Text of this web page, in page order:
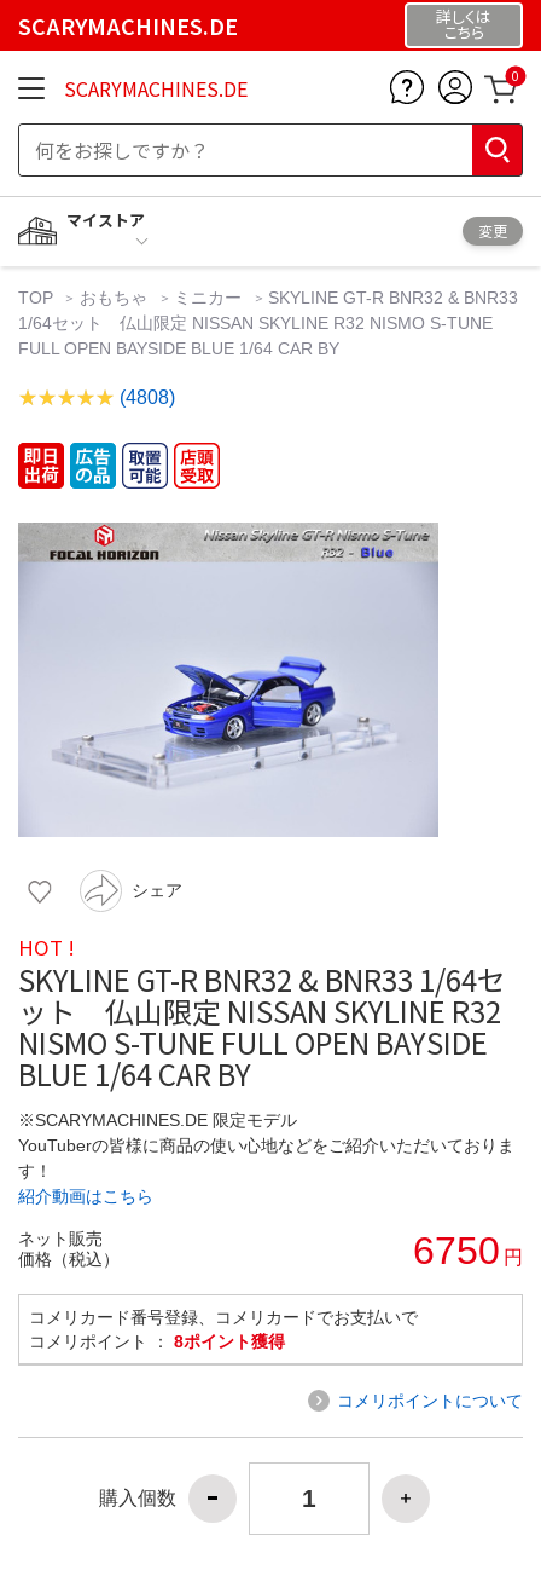
SCARYMACHINES.DE 詳しくは
こちら
SCARYMACHINES.DE 0
マイストア
変更
TOP おもちゃ ミニカー
SKYLINE GT-R BNR32 & BNR33
1/64セット 仏山限定 NISSAN SKYLINE R32 NISMO S-TUNE
FULL OPEN BAYSIDE BLUE 1/64 CAR BY
(4808)
シェア
HOT !
SKYLINE GT-R BNR32 & BNR33 1/64セ
ット 仏山限定 NISSAN SKYLINE R32
NISMO S-TUNE FULL OPEN BAYSIDE
BLUE 1/64 CAR BY
※SCARYMACHINES.DE 限定モデル
YouTuberの皆様に商品の使い心地などをご紹介いただいておりま
す！
紹介動画はこちら
ネット販売
価格（税込）
6750 円
コメリカード番号登録、コメリカードでお支払いで
コメリポイント ： 8ポイント獲得
コメリポイントについて
購入個数